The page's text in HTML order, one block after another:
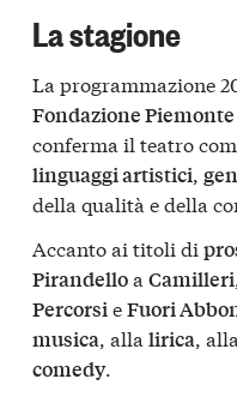
La stagione
La programmazione
Fondazione
conferma il teatro
linguaggi artistici
della qualità e della
Accanto ai titoli di
Pirandelloa Camilleri
PercorsieFuori
musica, alla lirica, alla
comedy.